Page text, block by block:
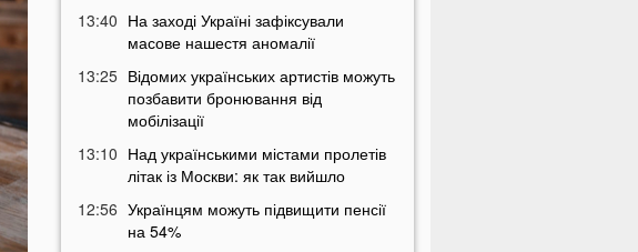
13:40 На заході Україні зафіксували
масове нашестя аномалії
13:25 Відомих українських артистів можуть
позбавити бронювання від
мобілізації
13:10 Над українськими містами пролетів
літак із Москви: як так вийшло
12:56 Українцям можуть підвищити пенсії
на 54%